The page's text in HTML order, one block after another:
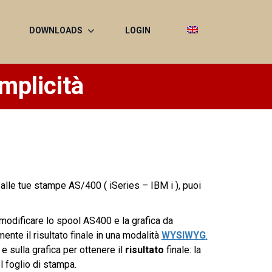
DOWNLOADS LOGIN
tue stampe AS/400 ( iSeries – IBM i ), puoi
lo spool AS400 e la grafica da
il risultato finale in una modalità WYSIWYG.
sulla grafica per ottenere il risultato finale: la
foglio di stampa.